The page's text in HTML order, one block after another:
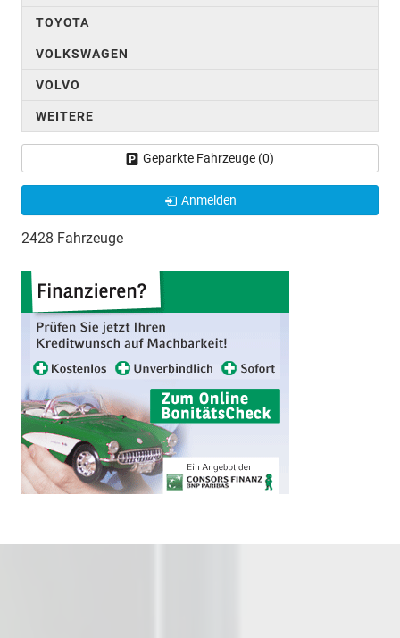
TOYOTA
VOLKSWAGEN
VOLVO
WEITERE
Geparkte Fahrzeuge (0)
Anmelden
2428 Fahrzeuge